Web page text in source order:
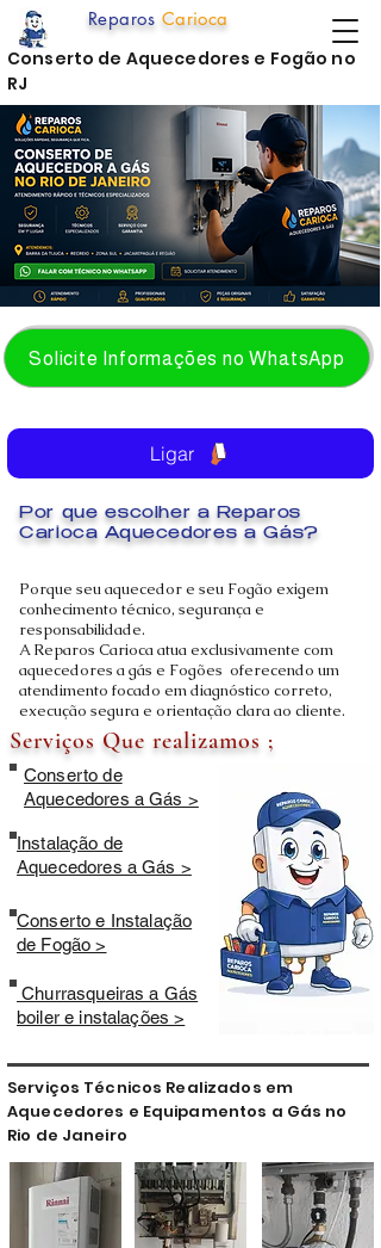
Solicite Informações no WhatsApp
Porque seu aquecedor e seu Fogão exigem
conhecimento técnico, segurança e
responsabilidade.
A Reparos Carioca atua exclusivamente com
aquecedores a gás e Fogões oferecendo um
atendimento focado em diagnóstico correto,
execução segura e orientação clara ao cliente.
Reparos Carioca
Por que escolher a Reparos
Carioca Aquecedores a Gás?
Serviços Que realizamos ;
Conserto de
Aquecedores a Gás >
Instalação de
Aquecedores a Gás >
Conserto e Instalação
de Fogão >
Churrasqueiras a Gás
boiler e instalações >
Ligar
Conserto de Aquecedores e Fogão no
RJ
Serviços Técnicos Realizados em
Aquecedores e Equipamentos a Gás no
Rio de Janeiro